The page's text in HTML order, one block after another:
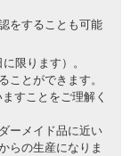
をすることも可能
限ります）。
ことができます。
すことをご理解く
ーメイド品に近い
らの生産になりま